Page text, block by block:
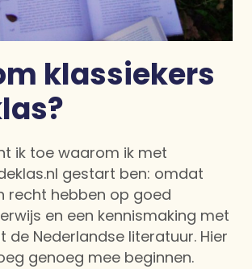
klassiekers
ik toe waarom ik met
gestart ben: omdat
recht hebben op goed
en een kennismaking met
de Nederlandse literatuur. Hier
genoeg mee beginnen.